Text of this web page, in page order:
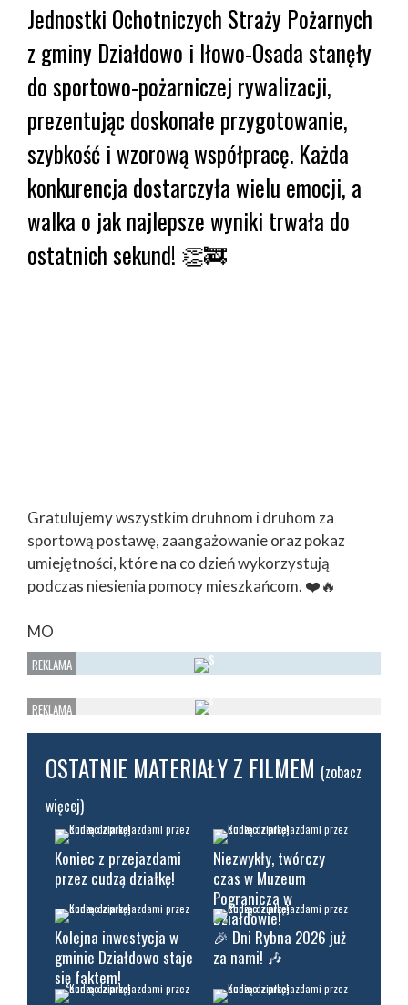
Jednostki Ochotniczych Straży Pożarnych
z gminy Działdowo i Iłowo-Osada stanęły
do sportowo-pożarniczej rywalizacji,
prezentując doskonałe przygotowanie,
szybkość i wzorową współpracę. Każda
konkurencja dostarczyła wielu emocji, a
walka o jak najlepsze wyniki trwała do
ostatnich sekund! 👏🚒
Gratulujemy wszystkim druhnom i druhom za
sportową postawę, zaangażowanie oraz pokaz
umiejętności, które na co dzień wykorzystują
podczas niesienia pomocy mieszkańcom. ❤️🔥
MO
OSTATNIE MATERIAŁY Z FILMEM (zobacz
więcej)
Koniec z przejazdami
przez cudzą działkę!
Niezwykły, twórczy
czas w Muzeum
Pogranicza w
Działdowie!
Kolejna inwestycja w
gminie Działdowo staje
się faktem!
🎉 Dni Rybna 2026 już
za nami! 🎶